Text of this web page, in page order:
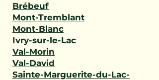
Brébeuf
Mont-Tremblant
Mont-Blanc
Ivry-sur-le-Lac
Val-Morin
Val-David
Sainte-Marguerite-du-Lac-